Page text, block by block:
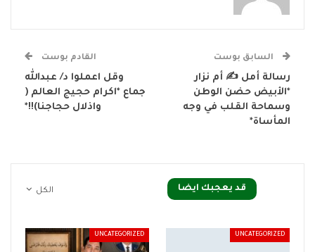
السابق بوست
رسالة أمل ✍ أم نزار
*الأبيض حضن الوطن
وسماحة القلب في وجه
المأساة*
القادم بوست
وقل اعملوا د/ عبدالله
جماع *اكرام حجيج العالم (
واذلال حجاجنا)!!*
الكل قد يعجبك ايضا
UNCATEGORIZED
UNCATEGORIZED